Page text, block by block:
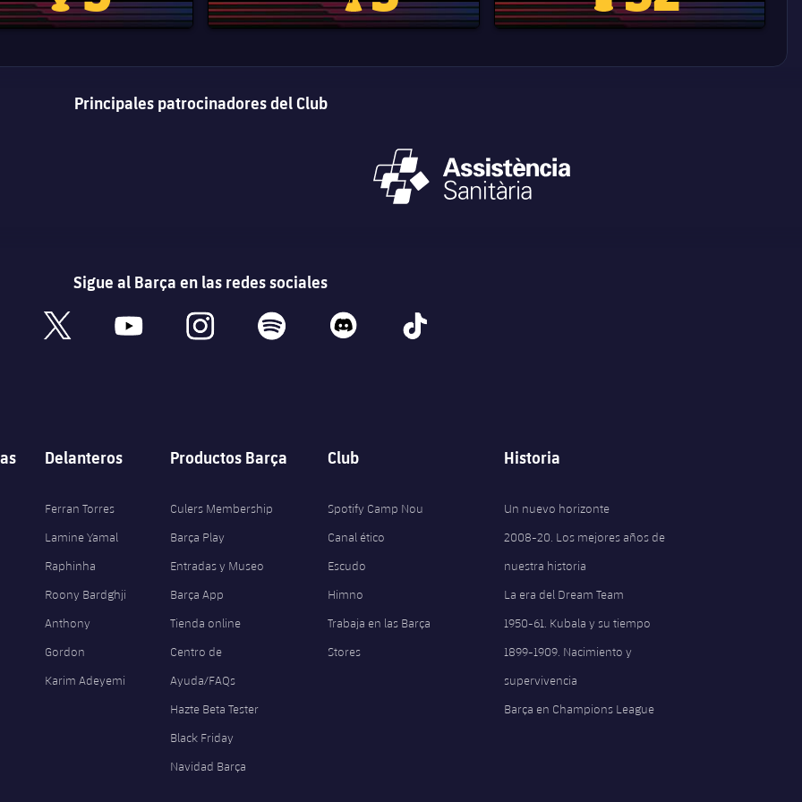
Principales patrocinadores del Club
Sigue al Barça en las redes sociales
x youtube instagram spotify discord tiktok
Delanteros
Ferran Torres
Lamine Yamal
Raphinha
Roony Bardghji
Anthony
Gordon
Karim Adeyemi
Productos Barça
Culers Membership
Barça Play
Entradas y Museo
Barça App
Tienda online
Centro de
Ayuda/FAQs
Hazte Beta Tester
Black Friday
Navidad Barça
Club
Spotify Camp Nou
Canal ético
Escudo
Himno
Trabaja en las Barça
Stores
Historia
Un nuevo horizonte
2008-20. Los mejores años de
nuestra historia
La era del Dream Team
1950-61. Kubala y su tiempo
1899-1909. Nacimiento y
supervivencia
Barça en Champions League